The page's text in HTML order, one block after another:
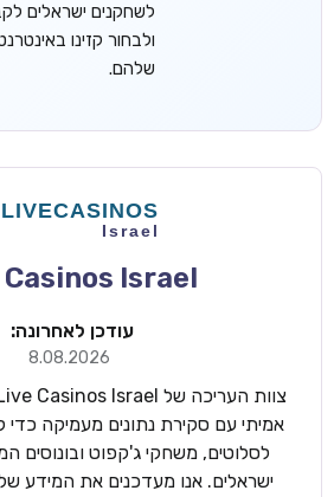
לשחקנים ישראלים
ולבחור קזינו
שלהם.
Israel
עודכן לאחרונה:
8.08.2026
אמיתי עם סקירת נתונים מעמיקה כדי
לסלוטים, משחקי ג'קפוט ובונוסים
ישראלים. אנו מעדכנים את המידע